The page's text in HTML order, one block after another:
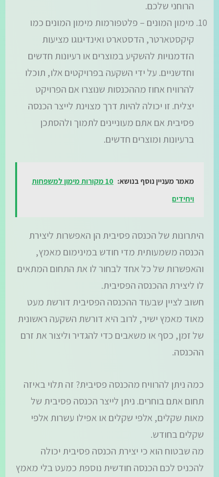
הרוחני שלכם.
מימון המונים – פלטפורמות מימון המונים כמו
קיקסטארטר, הדסטארט ואינדיגוגו מציעות
הזדמנויות להשקיע במוצרים או רעיונות חדשים
וחדשניים. על ידי השקעה בפרויקטים אלו, תוכלו
להרוויח אחוז מההכנסות שנוצרו אם הפרויקט
יצליח. זו יכולה להיות דרך מצוינת לייצר הכנסה
פסיבית אם אתם מעוניינים לתמוך ולהסתכן
ברעיונות ומוצרים חדשים.
מאמר מעניין נוסף בנושא:
10 מקורות מימון למשפחות
ויחידים
היתרונות של הכנסה פסיבית הן האפשרות ליצירת
הכנסה משמעותית מדי חודש במינימום מאמץ,
והאפשרות של כל אחד לבחור לו את התחום המתאים
לו ליצירת ההכנסה הפסיבית.
חשוב לציין שבעוד ההכנסה הפסיבית דורשת מעט
מאוד מאמץ ישיר, לרוב היא דורשת השקעה ראשונית
של זמן, כסף או משאבים כדי להגדיר וליצור את זרם
ההכנסה.
כמה ניתן להרוויח מהכנסה פסיבית? זה תלוי באיזה
תחום אתם בוחרים. ניתן לייצר הכנסה פסיבית של
מאות שקלים, אלפי שקלים או אפילו עשרות אלפי
שקלים בחודש.
מה שבטוח הוא כי יצירת הכנסה פסיבית יכולה
להכניס לכם הכנסה חודשית נוספת כמעט בלי מאמץ